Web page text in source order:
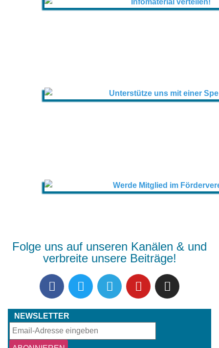
Folge uns auf unseren Kanälen & und
verbreite unsere Beiträge!
NEWSLETTER